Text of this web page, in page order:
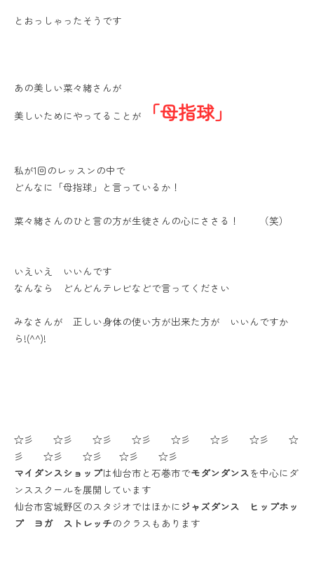
とおっしゃったそうです
あの美しい菜々緒さんが
美しいためにやってることが
「母指球」
私が1回のレッスンの中で
どんなに「母指球」と言っているか！
菜々緒さんのひと言の方が生徒さんの心にささる！ （笑）
いえいえ いいんです
なんなら どんどんテレビなどで言ってください
みなさんが 正しい身体の使い方が出来た方が いいんですか
ら!(^^)!
☆彡 ☆彡 ☆彡 ☆彡 ☆彡 ☆彡 ☆彡 ☆
彡 ☆彡 ☆彡 ☆彡 ☆彡
マイダンスショップは仙台市と石巻市でモダンダンスを中心にダ
ンススクールを展開しています
仙台市宮城野区のスタジオではほかに ジャズダンス ヒップホッ
プ ヨガ ストレッチのクラスもあります